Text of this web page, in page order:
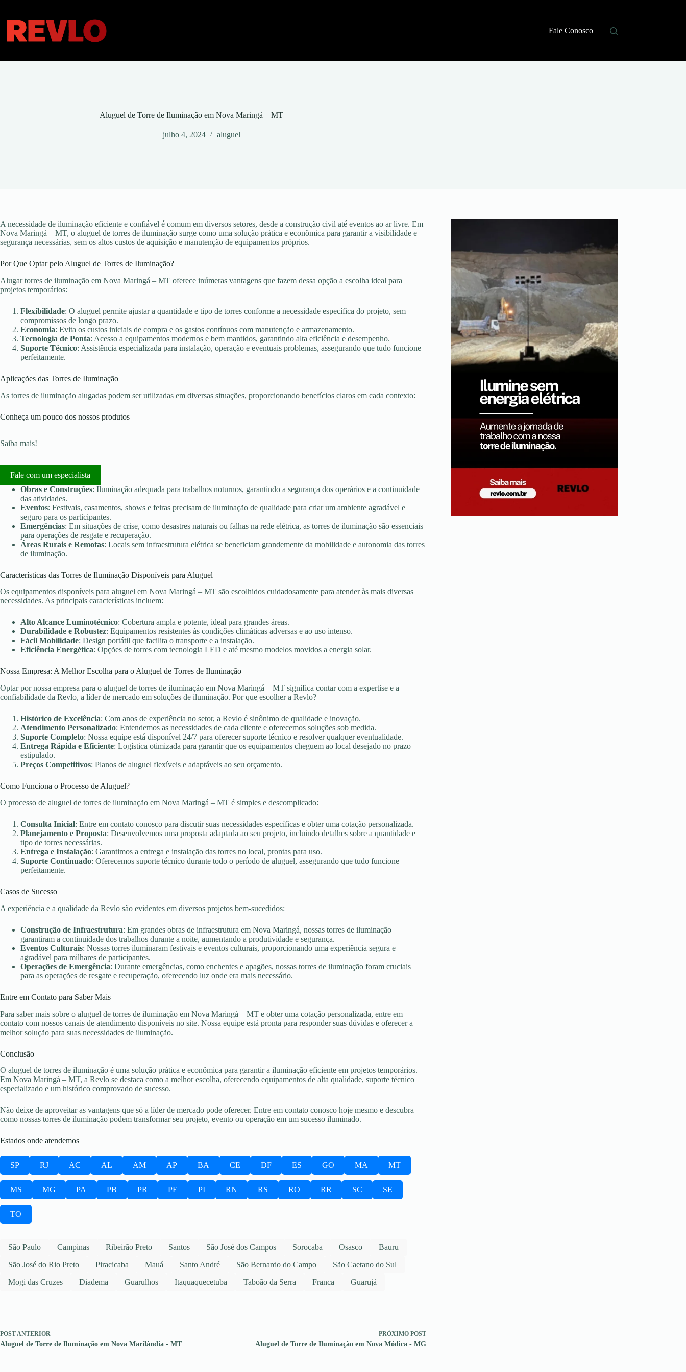
conteúdo
Fale Conosco
Aluguel de Torre de Iluminação em Nova Maringá – MT
julho 4, 2024 aluguel
A necessidade de iluminação eficiente e confiável é comum em diversos setores, desde a construção civil até eventos ao ar livre. Em
Nova Maringá – MT, o aluguel de torres de iluminação surge como uma solução prática e econômica para garantir a visibilidade e
segurança necessárias, sem os altos custos de aquisição e manutenção de equipamentos próprios.
Por Que Optar pelo Aluguel de Torres de Iluminação?
Alugar torres de iluminação em Nova Maringá – MT oferece inúmeras vantagens que fazem dessa opção a escolha ideal para
projetos temporários:
Flexibilidade: O aluguel permite ajustar a quantidade e tipo de torres conforme a necessidade específica do projeto, sem
compromissos de longo prazo.
Economia: Evita os custos iniciais de compra e os gastos contínuos com manutenção e armazenamento.
Tecnologia de Ponta: Acesso a equipamentos modernos e bem mantidos, garantindo alta eficiência e desempenho.
Suporte Técnico: Assistência especializada para instalação, operação e eventuais problemas, assegurando que tudo funcione
perfeitamente.
Aplicações das Torres de Iluminação
As torres de iluminação alugadas podem ser utilizadas em diversas situações, proporcionando benefícios claros em cada contexto:
Conheça um pouco dos nossos produtos
Saiba mais!
Fale com um especialista
Obras e Construções: Iluminação adequada para trabalhos noturnos, garantindo a segurança dos operários e a continuidade
das atividades.
Eventos: Festivais, casamentos, shows e feiras precisam de iluminação de qualidade para criar um ambiente agradável e
seguro para os participantes.
Emergências: Em situações de crise, como desastres naturais ou falhas na rede elétrica, as torres de iluminação são essenciais
para operações de resgate e recuperação.
Áreas Rurais e Remotas: Locais sem infraestrutura elétrica se beneficiam grandemente da mobilidade e autonomia das torres
de iluminação.
Características das Torres de Iluminação Disponíveis para Aluguel
Os equipamentos disponíveis para aluguel em Nova Maringá – MT são escolhidos cuidadosamente para atender às mais diversas
necessidades. As principais características incluem:
Alto Alcance Luminotécnico: Cobertura ampla e potente, ideal para grandes áreas.
Durabilidade e Robustez: Equipamentos resistentes às condições climáticas adversas e ao uso intenso.
Fácil Mobilidade: Design portátil que facilita o transporte e a instalação.
Eficiência Energética: Opções de torres com tecnologia LED e até mesmo modelos movidos a energia solar.
Nossa Empresa: A Melhor Escolha para o Aluguel de Torres de Iluminação
Optar por nossa empresa para o aluguel de torres de iluminação em Nova Maringá – MT significa contar com a expertise e a
confiabilidade da Revlo, a líder de mercado em soluções de iluminação. Por que escolher a Revlo?
Histórico de Excelência: Com anos de experiência no setor, a Revlo é sinônimo de qualidade e inovação.
Atendimento Personalizado: Entendemos as necessidades de cada cliente e oferecemos soluções sob medida.
Suporte Completo: Nossa equipe está disponível 24/7 para oferecer suporte técnico e resolver qualquer eventualidade.
Entrega Rápida e Eficiente: Logística otimizada para garantir que os equipamentos cheguem ao local desejado no prazo
estipulado.
Preços Competitivos: Planos de aluguel flexíveis e adaptáveis ao seu orçamento.
Como Funciona o Processo de Aluguel?
O processo de aluguel de torres de iluminação em Nova Maringá – MT é simples e descomplicado:
Consulta Inicial: Entre em contato conosco para discutir suas necessidades específicas e obter uma cotação personalizada.
Planejamento e Proposta: Desenvolvemos uma proposta adaptada ao seu projeto, incluindo detalhes sobre a quantidade e
tipo de torres necessárias.
Entrega e Instalação: Garantimos a entrega e instalação das torres no local, prontas para uso.
Suporte Continuado: Oferecemos suporte técnico durante todo o período de aluguel, assegurando que tudo funcione
perfeitamente.
Casos de Sucesso
A experiência e a qualidade da Revlo são evidentes em diversos projetos bem-sucedidos:
Construção de Infraestrutura: Em grandes obras de infraestrutura em Nova Maringá, nossas torres de iluminação
garantiram a continuidade dos trabalhos durante a noite, aumentando a produtividade e segurança.
Eventos Culturais: Nossas torres iluminaram festivais e eventos culturais, proporcionando uma experiência segura e
agradável para milhares de participantes.
Operações de Emergência: Durante emergências, como enchentes e apagões, nossas torres de iluminação foram cruciais
para as operações de resgate e recuperação, oferecendo luz onde era mais necessário.
Entre em Contato para Saber Mais
Para saber mais sobre o aluguel de torres de iluminação em Nova Maringá – MT e obter uma cotação personalizada, entre em
contato com nossos canais de atendimento disponíveis no site. Nossa equipe está pronta para responder suas dúvidas e oferecer a
melhor solução para suas necessidades de iluminação.
Conclusão
O aluguel de torres de iluminação é uma solução prática e econômica para garantir a iluminação eficiente em projetos temporários.
Em Nova Maringá – MT, a Revlo se destaca como a melhor escolha, oferecendo equipamentos de alta qualidade, suporte técnico
especializado e um histórico comprovado de sucesso.
Não deixe de aproveitar as vantagens que só a líder de mercado pode oferecer. Entre em contato conosco hoje mesmo e descubra
como nossas torres de iluminação podem transformar seu projeto, evento ou operação em um sucesso iluminado.
Estados onde atendemos
SP RJ AC AL AM AP BA CE DF ES GO MA MT
MS MG PA PB PR PE PI RN RS RO RR SC SE
TO
São Paulo Campinas Ribeirão Preto Santos São José dos Campos Sorocaba Osasco
Bauru
São José do Rio Preto
Piracicaba Mauá Santo André São Bernardo do Campo
São Caetano do Sul
Mogi das Cruzes
Diadema Guarulhos Itaquaquecetuba Taboão da Serra Franca Guarujá
POSTANTERIOR
Aluguel de Torre de Iluminação em Nova Marilândia - MT
PRÓXIMO POST
Aluguel de Torre de Iluminação em Nova Módica - MG